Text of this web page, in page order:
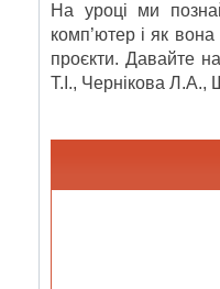
На уроці ми
комп’ютер і як
проєкти. Давайте
Т.І., Чернікова Л.А.,